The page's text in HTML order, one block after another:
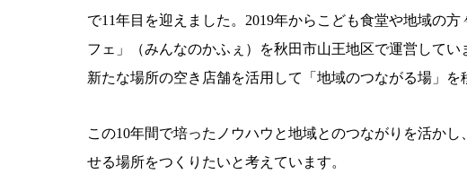
で11年目を迎えました。 2019年からこども食堂や地域の方
フェ」（みんなのかふぇ）を秋田市山王地区で運営してい
新たな場所の空き店舗を活用して「地域のつながる場」を
この10年間で培ったノウハウと地域とのつながりを活か
せる場所をつくりたいと考えています。